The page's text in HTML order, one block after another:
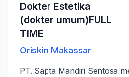
Dokter Estetika
(dokter umum)FULL
TIME
Oriskin Makassar
PT. Sapta Mandiri Sentosa